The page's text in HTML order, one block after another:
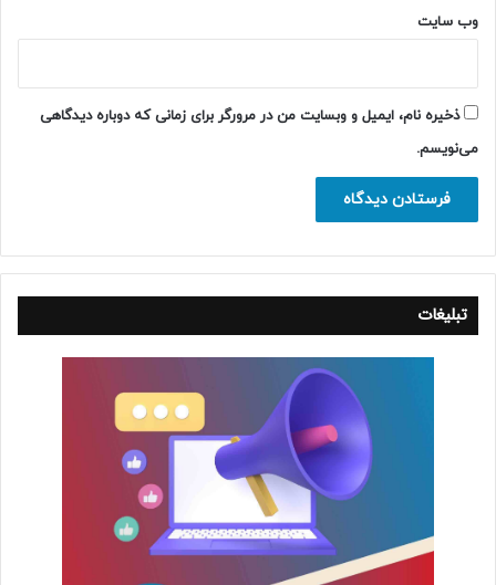
وب‌ سایت
ذخیره نام، ایمیل و وبسایت من در مرورگر برای زمانی که دوباره دیدگاهی
می‌نویسم.
تبلیغات